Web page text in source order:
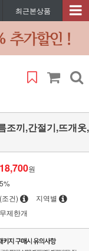
최근본상품
조끼,간절기,뜨개옷,
18,700원
5%
(조건)
지역별
무제한개